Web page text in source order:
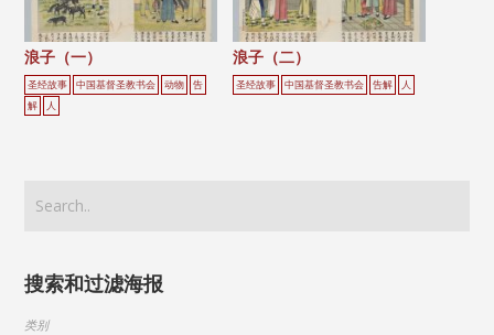
浪子（一）
圣经故事 中国基督圣教书会 动物
告
解
人
浪子（二）
圣经故事 中国基督圣教书会 告解 人
搜索和过滤海报
类别